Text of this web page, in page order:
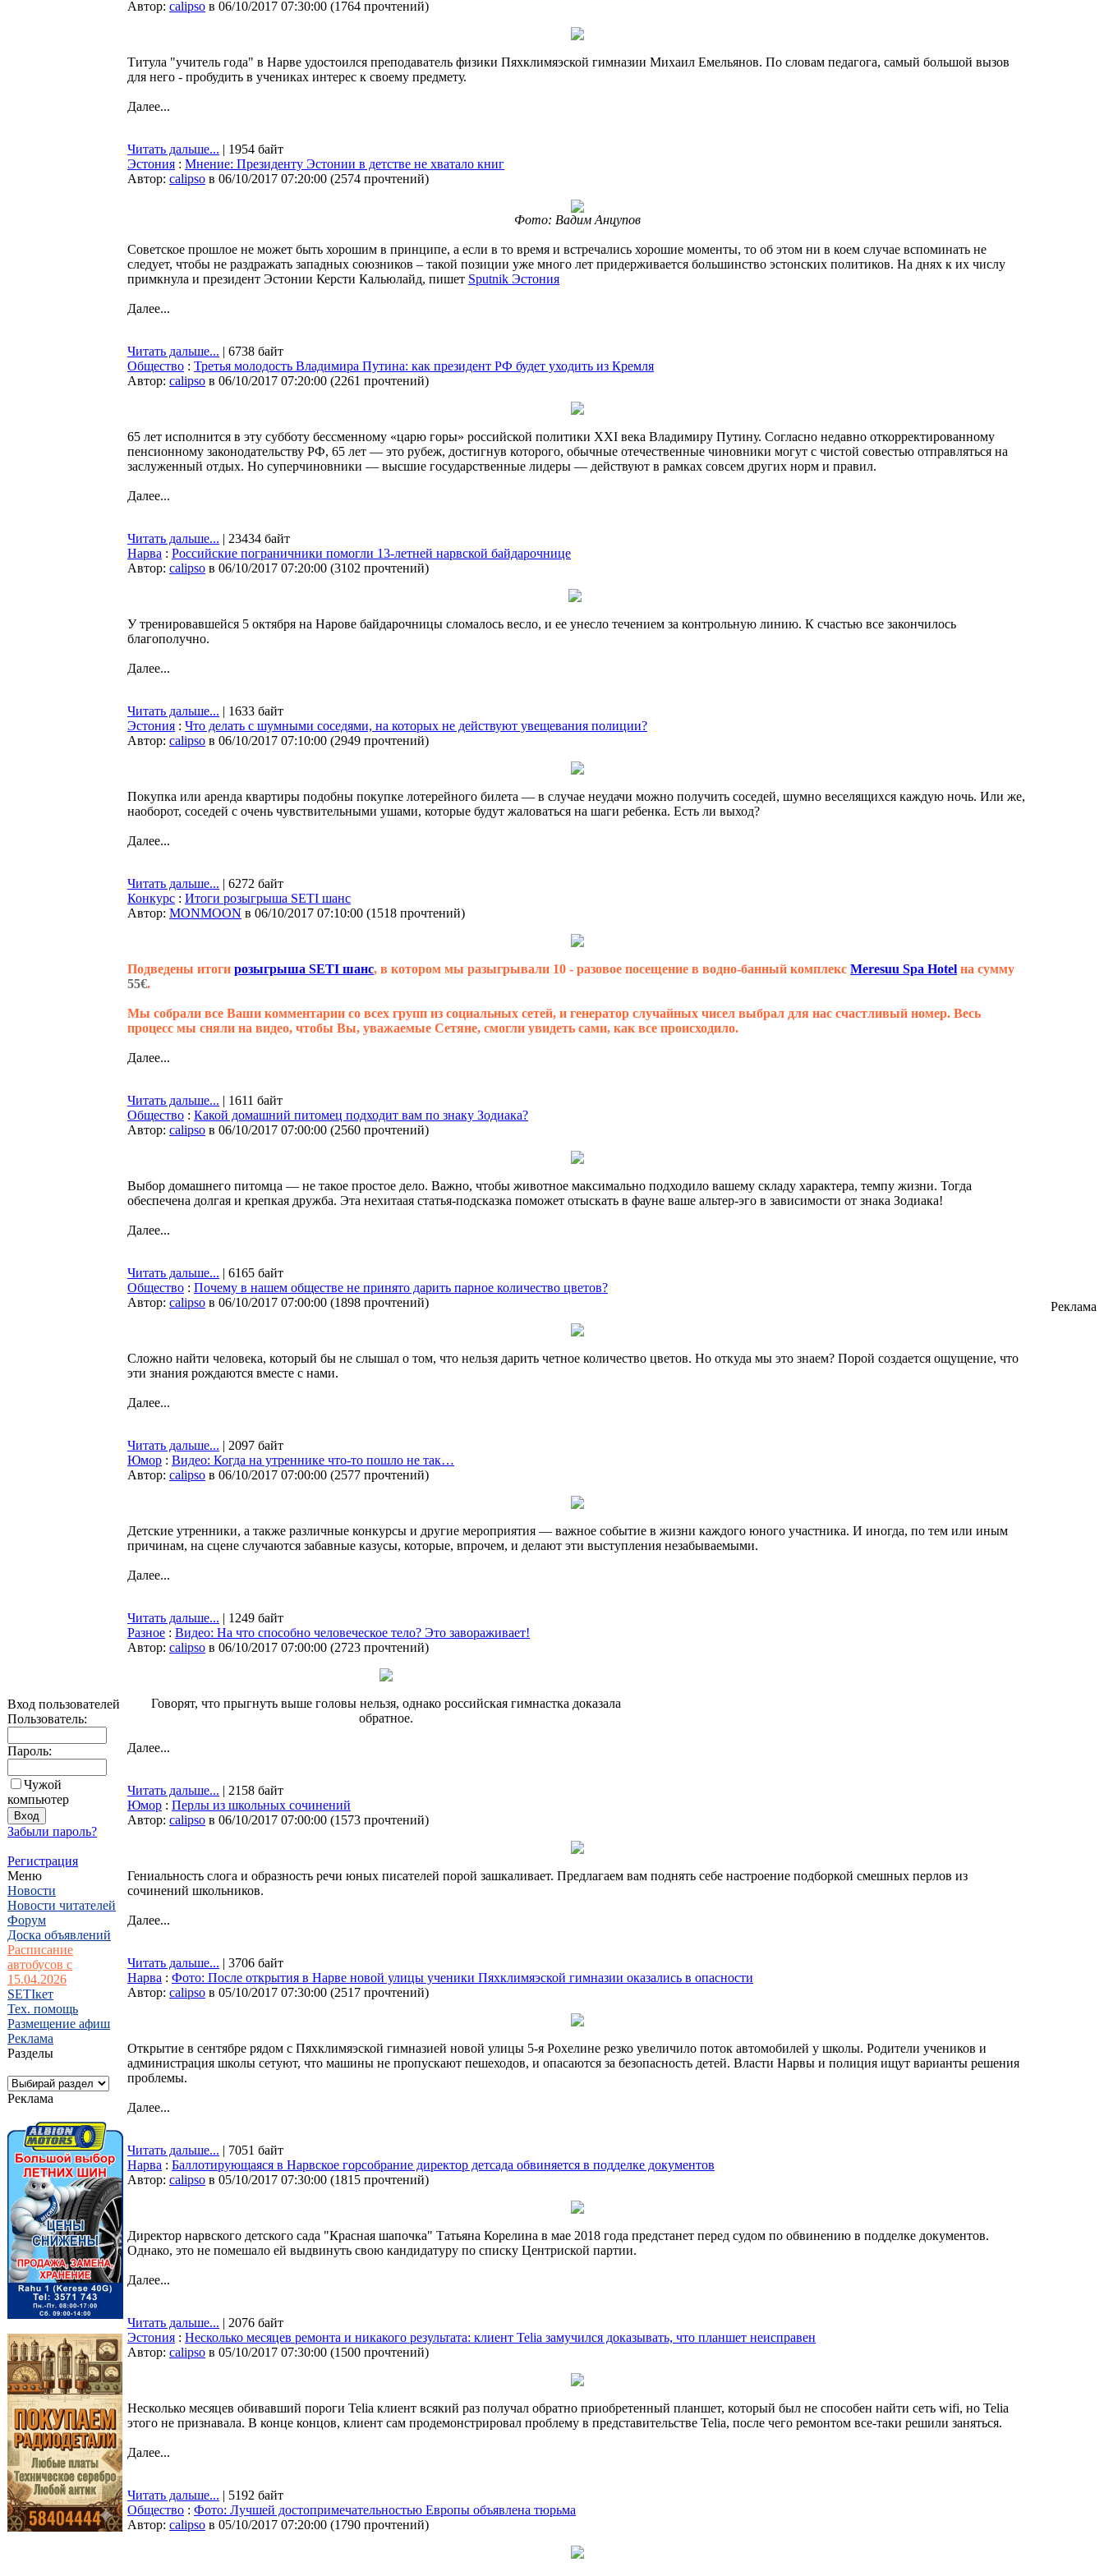
Вход пользователей
Пользователь:
Пароль:
Чужой
компьютер
Забыли пароль?
Регистрация
Меню
Новости
Новости читателей
Форум
Доска объявлений
Расписание
автобусов с
15.04.2026
SETIкет
Тех. помощь
Размещение афиш
Реклама
Разделы
Реклама
Автор: calipso в 06/10/2017 07:30:00 (1764 прочтений)
Титула "учитель года" в Нарве удостоился преподаватель физики Пяхклимяэской гимназии Михаил Емельянов. По словам педагога, самый большой вызов
для него - пробудить в учениках интерес к своему предмету.
Далее...
Читать дальше... | 1954 байт
Эстония : Мнение: Президенту Эстонии в детстве не хватало книг
Автор: calipso в 06/10/2017 07:20:00 (2574 прочтений)
Фото: Вадим Анцупов
Советское прошлое не может быть хорошим в принципе, а если в то время и встречались хорошие моменты, то об этом ни в коем случае вспоминать не
следует, чтобы не раздражать западных союзников – такой позиции уже много лет придерживается большинство эстонских политиков. На днях к их числу
примкнула и президент Эстонии Керсти Кальюлайд, пишет Sputnik Эстония
Далее...
Читать дальше... | 6738 байт
Общество : Третья молодость Владимира Путина: как президент РФ будет уходить из Кремля
Автор: calipso в 06/10/2017 07:20:00 (2261 прочтений)
65 лет исполнится в эту субботу бессменному «царю горы» российской политики ХХI века Владимиру Путину. Согласно недавно откорректированному
пенсионному законодательству РФ, 65 лет — это рубеж, достигнув которого, обычные отечественные чиновники могут с чистой совестью отправляться на
заслуженный отдых. Но суперчиновники — высшие государственные лидеры — действуют в рамках совсем других норм и правил.
Далее...
Читать дальше... | 23434 байт
Нарва : Российские пограничники помогли 13-летней нарвской байдарочнице
Автор: calipso в 06/10/2017 07:20:00 (3102 прочтений)
У тренировавшейся 5 октября на Нарове байдарочницы сломалось весло, и ее унесло течением за контрольную линию. К счастью все закончилось
благополучно.
Далее...
Читать дальше... | 1633 байт
Эстония : Что делать с шумными соседями, на которых не действуют увещевания полиции?
Автор: calipso в 06/10/2017 07:10:00 (2949 прочтений)
Покупка или аренда квартиры подобны покупке лотерейного билета — в случае неудачи можно получить соседей, шумно веселящихся каждую ночь. Или же,
наоборот, соседей с очень чувствительными ушами, которые будут жаловаться на шаги ребенка. Есть ли выход?
Далее...
Читать дальше... | 6272 байт
Конкурс : Итоги розыгрыша SETI шанс
Автор: MONMOON в 06/10/2017 07:10:00 (1518 прочтений)
Подведены итоги розыгрыша SETI шанс, в котором мы разыгрывали 10 - разовое посещение в водно-банный комплекс Meresuu Spa Hotel на сумму
55€.
Мы собрали все Ваши комментарии со всех групп из социальных сетей, и генератор случайных чисел выбрал для нас счастливый номер. Весь
процесс мы сняли на видео, чтобы Вы, уважаемые Сетяне, смогли увидеть сами, как все происходило.
Далее...
Читать дальше... | 1611 байт
Общество : Какой домашний питомец подходит вам по знаку Зодиака?
Автор: calipso в 06/10/2017 07:00:00 (2560 прочтений)
Выбор домашнего питомца — не такое простое дело. Важно, чтобы животное максимально подходило вашему складу характера, темпу жизни. Тогда
обеспечена долгая и крепкая дружба. Эта нехитаая статья-подсказка поможет отыскать в фауне ваше альтер-эго в зависимости от знака Зодиака!
Далее...
Читать дальше... | 6165 байт
Общество : Почему в нашем обществе не принято дарить парное количество цветов?
Автор: calipso в 06/10/2017 07:00:00 (1898 прочтений)
Сложно найти человека, который бы не слышал о том, что нельзя дарить четное количество цветов. Но откуда мы это знаем? Порой создается ощущение, что
эти знания рождаются вместе с нами.
Далее...
Читать дальше... | 2097 байт
Юмор : Видео: Когда на утреннике что-то пошло не так…
Автор: calipso в 06/10/2017 07:00:00 (2577 прочтений)
Детские утренники, а также различные конкурсы и другие мероприятия — важное событие в жизни каждого юного участника. И иногда, по тем или иным
причинам, на сцене случаются забавные казусы, которые, впрочем, и делают эти выступления незабываемыми.
Далее...
Читать дальше... | 1249 байт
Разное : Видео: На что способно человеческое тело? Это завораживает!
Автор: calipso в 06/10/2017 07:00:00 (2723 прочтений)
Говорят, что прыгнуть выше головы нельзя, однако российская гимнастка доказала
обратное.
Далее...
Читать дальше... | 2158 байт
Юмор : Перлы из школьных сочинений
Автор: calipso в 06/10/2017 07:00:00 (1573 прочтений)
Гениальность слога и образность речи юных писателей порой зашкаливает. Предлагаем вам поднять себе настроение подборкой смешных перлов из
сочинений школьников.
Далее...
Читать дальше... | 3706 байт
Нарва : Фото: После открытия в Нарве новой улицы ученики Пяхклимяэской гимназии оказались в опасности
Автор: calipso в 05/10/2017 07:30:00 (2517 прочтений)
Открытие в сентябре рядом с Пяхклимяэской гимназией новой улицы 5-я Рохелине резко увеличило поток автомобилей у школы. Родители учеников и
администрация школы сетуют, что машины не пропускают пешеходов, и опасаются за безопасность детей. Власти Нарвы и полиция ищут варианты решения
проблемы.
Далее...
Читать дальше... | 7051 байт
Нарва : Баллотирующаяся в Нарвское горсобрание директор детсада обвиняется в подделке документов
Автор: calipso в 05/10/2017 07:30:00 (1815 прочтений)
Директор нарвского детского сада "Красная шапочка" Татьяна Корелина в мае 2018 года предстанет перед судом по обвинению в подделке документов.
Однако, это не помешало ей выдвинуть свою кандидатуру по списку Центриской партии.
Далее...
Читать дальше... | 2076 байт
Эстония : Несколько месяцев ремонта и никакого результата: клиент Telia замучился доказывать, что планшет неисправен
Автор: calipso в 05/10/2017 07:30:00 (1500 прочтений)
Несколько месяцев обивавший пороги Telia клиент всякий раз получал обратно приобретенный планшет, который был не способен найти сеть wifi, но Telia
этого не признавала. В конце концов, клиент сам продемонстрировал проблему в представительстве Telia, после чего ремонтом все-таки решили заняться.
Далее...
Читать дальше... | 5192 байт
Общество : Фото: Лучшей достопримечательностью Европы объявлена тюрьма
Автор: calipso в 05/10/2017 07:20:00 (1790 прочтений)
Реклама